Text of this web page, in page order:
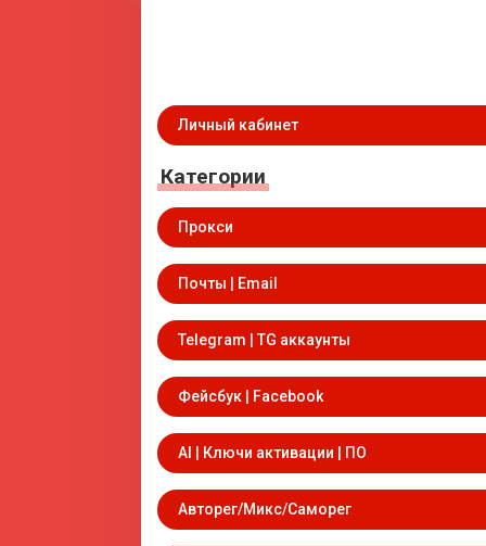
Личный кабинет
Категории
Прокси
Почты | Email
Telegram | TG аккаунты
Фейсбук | Facebook
AI | Ключи активации | ПО
Авторег/Микс/Саморег